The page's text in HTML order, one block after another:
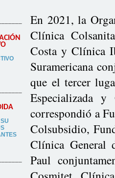
En 2021, la
Clínica
Costa y Clínica
Suramericana
que el tercer
Especializada
correspondió a
Colsubsidio,
Clínica General
Paul